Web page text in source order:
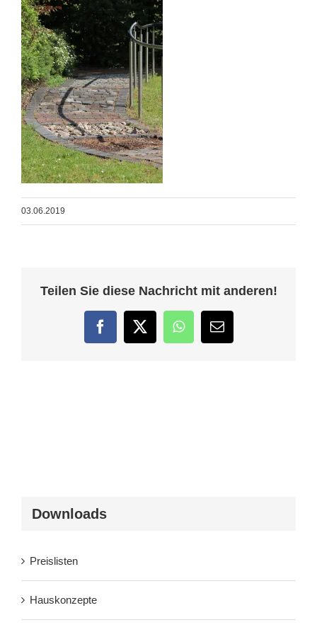
03.06.2019
Teilen Sie diese Nachricht mit anderen!
FacebookTwitterWhatsApp
E-
Mail
Downloads
Preislisten
Hauskonzepte